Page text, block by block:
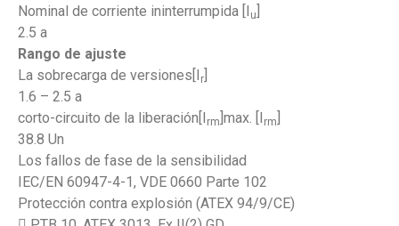
Nominal de corriente ininterrumpida [I
u
2.5 a
Rango de ajuste
La sobrecarga de versiones
r
1.6 – 2.5 a
corto-circuito de la liberación
rm ]max. [I rm
38.8 Un
Los fallos de fase de la sensibilidad
IEC/EN 60947-4-1, VDE 0660 Parte 102
Protección contra explosión (ATEX 94/9/CE)